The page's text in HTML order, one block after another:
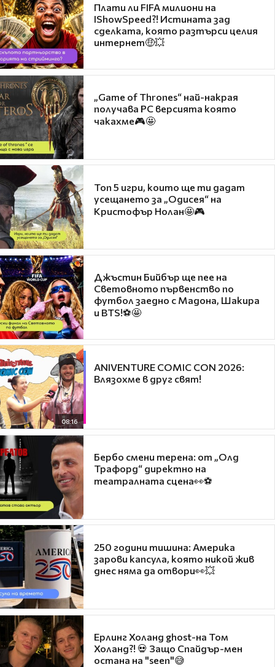
Плати ли FIFA милиони на
IShowSpeed?! Истината зад
сделката, която разтърси целия
интернет🤑💥
„Game of Thrones“ най-накрая
получава PC версията която
чакахме🎮🤩
Топ 5 игри, които ще ти дадат
усещането за „Одисея“ на
Кристофър Нолан🤩🎮
Джъстин Бийбър ще пее на
Световното първенство по
футбол заедно с Мадона, Шакира
и BTS!⚽🤩
08:16
ANIVENTURE COMIC CON 2026:
Влязохме в друг свят!
Бербо смени терена: от „Олд
Трафорд“ директно на
театралната сцена👀⚽
250 години тишина: Америка
зарови капсула, която никой жив
днес няма да отвори👀💥
Ерлинг Холанд ghost-на Том
Холанд?! 💀 Защо Спайдър-мен
остана на "seen"😅